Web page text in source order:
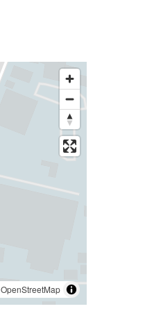
OpenStreetMap